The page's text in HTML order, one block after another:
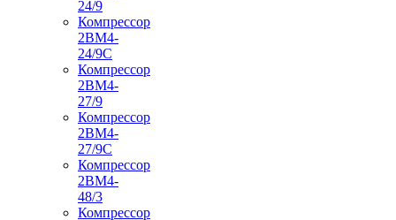
24/9
Компрессор
2ВМ4-
24/9С
Компрессор
2ВМ4-
27/9
Компрессор
2ВМ4-
27/9С
Компрессор
2ВМ4-
48/3
Компрессор